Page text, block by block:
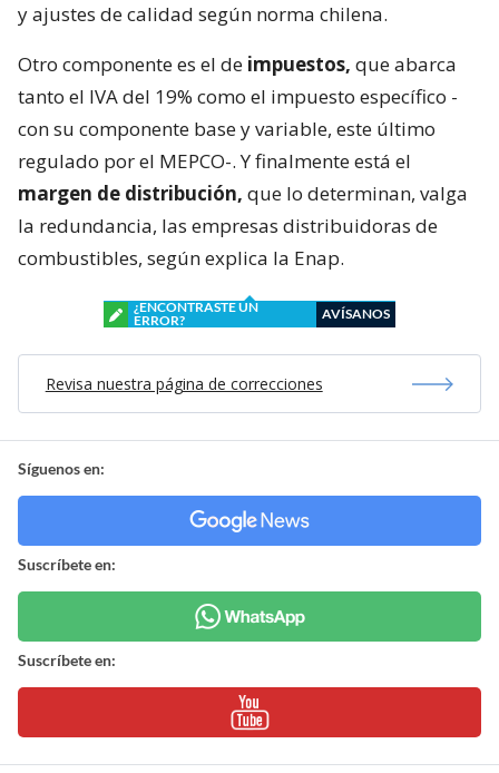
y ajustes de calidad según norma chilena.
Otro componente es el de impuestos, que abarca
tanto el IVA del 19% como el impuesto específico -
con su componente base y variable, este último
regulado por el MEPCO-. Y finalmente está el
margen de distribución, que lo determinan, valga
la redundancia, las empresas distribuidoras de
combustibles, según explica la Enap.
¿ENCONTRASTE UN
ERROR?
AVÍSANOS
Revisa nuestra página de correcciones
Síguenos en:
Suscríbete en:
Suscríbete en: